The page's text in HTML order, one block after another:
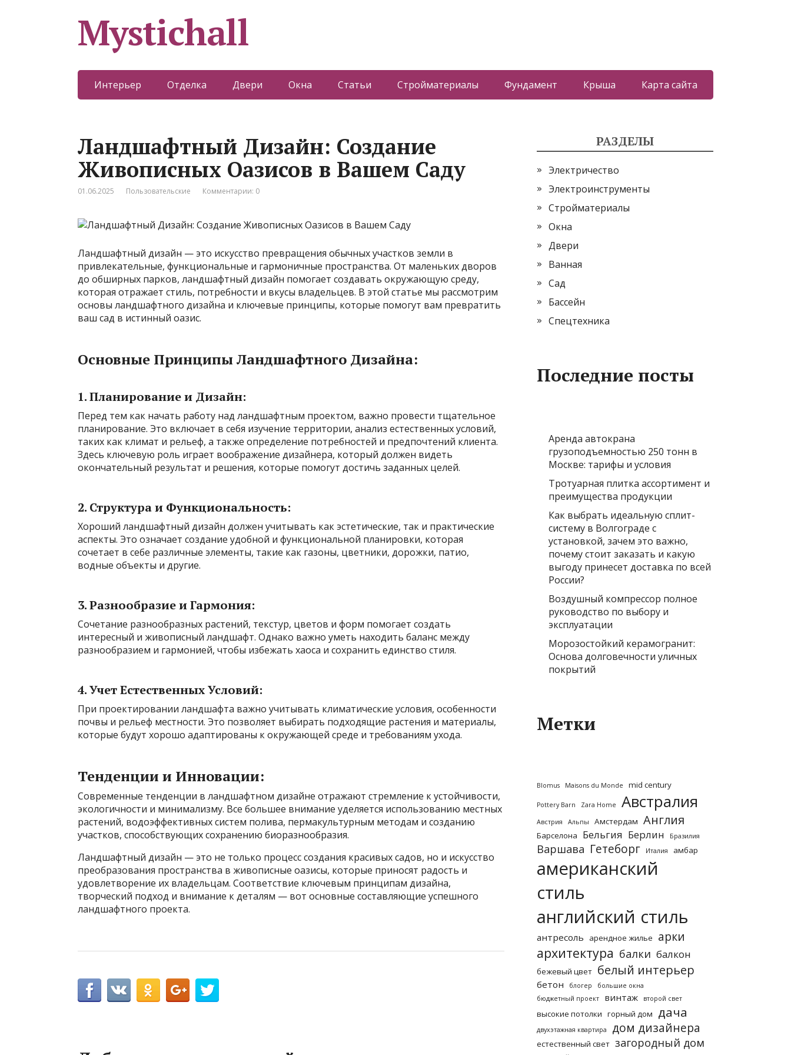
Mystichall
Интерьер Отделка Двери Окна Статьи Стройматериалы Фундамент Крыша Карта сайта
Ландшафтный Дизайн: Создание
Живописных Оазисов в Вашем Саду
01.06.2025 Пользовательские Комментарии: 0
Ландшафтный дизайн — это искусство превращения обычных участков земли в
привлекательные, функциональные и гармоничные пространства. От маленьких дворов
до обширных парков, ландшафтный дизайн помогает создавать окружающую среду,
которая отражает стиль, потребности и вкусы владельцев. В этой статье мы рассмотрим
основы ландшафтного дизайна и ключевые принципы, которые помогут вам превратить
ваш сад в истинный оазис.
Основные Принципы Ландшафтного Дизайна:
1. Планирование и Дизайн:
Перед тем как начать работу над ландшафтным проектом, важно провести тщательное
планирование. Это включает в себя изучение территории, анализ естественных условий,
таких как климат и рельеф, а также определение потребностей и предпочтений клиента.
Здесь ключевую роль играет воображение дизайнера, который должен видеть
окончательный результат и решения, которые помогут достичь заданных целей.
2. Структура и Функциональность:
Хороший ландшафтный дизайн должен учитывать как эстетические, так и практические
аспекты. Это означает создание удобной и функциональной планировки, которая
сочетает в себе различные элементы, такие как газоны, цветники, дорожки, патио,
водные объекты и другие.
3. Разнообразие и Гармония:
Сочетание разнообразных растений, текстур, цветов и форм помогает создать
интересный и живописный ландшафт. Однако важно уметь находить баланс между
разнообразием и гармонией, чтобы избежать хаоса и сохранить единство стиля.
4. Учет Естественных Условий:
При проектировании ландшафта важно учитывать климатические условия, особенности
почвы и рельеф местности. Это позволяет выбирать подходящие растения и материалы,
которые будут хорошо адаптированы к окружающей среде и требованиям ухода.
Тенденции и Инновации:
Современные тенденции в ландшафтном дизайне отражают стремление к устойчивости,
экологичности и минимализму. Все большее внимание уделяется использованию местных
растений, водоэффективных систем полива, пермакультурным методам и созданию
участков, способствующих сохранению биоразнообразия.
Ландшафтный дизайн — это не только процесс создания красивых садов, но и искусство
преобразования пространства в живописные оазисы, которые приносят радость и
удовлетворение их владельцам. Соответствие ключевым принципам дизайна,
творческий подход и внимание к деталям — вот основные составляющие успешного
ландшафтного проекта.
РАЗДЕЛЫ
Электричество
Электроинструменты
Стройматериалы
Окна
Двери
Ванная
Сад
Бассейн
Спецтехника
Последние посты
Аренда автокрана
грузоподъемностью 250 тонн в
Москве: тарифы и условия
Тротуарная плитка ассортимент и
преимущества продукции
Как выбрать идеальную сплит-
систему в Волгограде с
установкой, зачем это важно,
почему стоит заказать и какую
выгоду принесет доставка по всей
России?
Воздушный компрессор полное
руководство по выбору и
эксплуатации
Морозостойкий керамогранит:
Основа долговечности уличных
покрытий
Метки
Blomus Maisons du Monde mid century
Pottery Barn Zara Home Австралия
Австрия Альпы Амстердам Англия
Барселона Бельгия Берлин Бразилия
Варшава Гетеборг Италия амбар
американский
стиль
английский стиль
антресоль арендное жилье арки
архитектура балки балкон
бежевый цвет белый интерьер
бетон блогер
большие окна
бюджетный проект
винтаж второй свет
высокие потолки горный дом дача
двухэтажная квартира дом дизайнера
естественный свет загородный дом